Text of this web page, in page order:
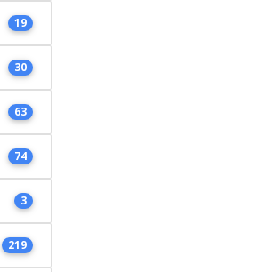
19
30
63
74
3
219